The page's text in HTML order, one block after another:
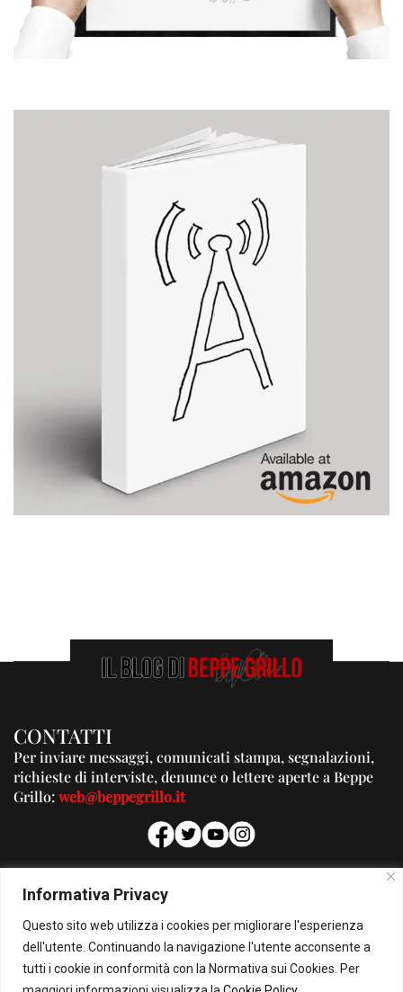
Informativa Privacy
Questo sito web utilizza i cookies per migliorare l'esperienza
dell'utente. Continuando la navigazione l'utente acconsente a
tutti i cookie in conformità con la Normativa sui Cookies. Per
CONTATTI
Per inviare messaggi, comunicati stampa, segnalazioni,
richieste di interviste, denunce o lettere aperte a Beppe
Grillo:web@beppegrillo.it
PUBBLICITA'
Per la tua pubblicità su questo Blog:
pubblicita@beppegrillo.it